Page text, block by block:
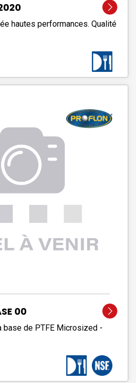
hautes performances. Qualité
00
base de PTFE Microsized -